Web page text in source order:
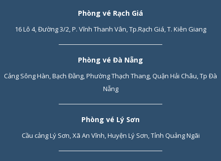
Phòng vé Rạch Giá
16 Lô 4, Đường 3/2, P. Vĩnh Thanh Vân, Tp.Rạch Giá, T. Kiên Giang
Phòng vé Đà Nẵng
Cảng Sông Hàn, Bạch Đằng, Phường Thạch Thang, Quận Hải Châu, Tp Đà
Nẵng
Phòng vé Lý Sơn
Cầu cảng Lý Sơn, Xã An Vĩnh, Huyện Lý Sơn, Tỉnh Quảng Ngãi